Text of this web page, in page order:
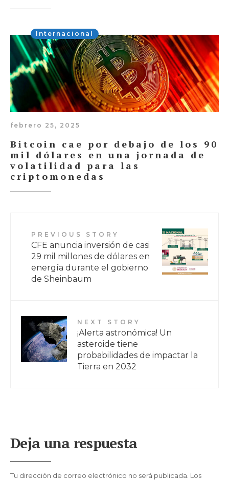
Internacional
febrero 25, 2025
Bitcoin cae por debajo de los 90
mil dólares en una jornada de
volatilidad para las
criptomonedas
PREVIOUS STORY
CFE anuncia inversión de casi
29 mil millones de dólares en
energía durante el gobierno
de Sheinbaum
NEXT STORY
¡Alerta astronómica! Un
asteroide tiene
probabilidades de impactar la
Tierra en 2032
Deja una respuesta
Tu dirección de correo electrónico no será publicada. Los